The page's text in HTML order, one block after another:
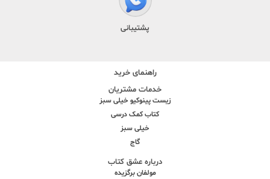
پشتیبانی
راهنمای خرید
خدمات مشتریان
زیست پینوکیو خیلی سبز
کتاب کمک درسی
خیلی سبز
گاج
درباره عشق کتاب
مولفان برگزیده